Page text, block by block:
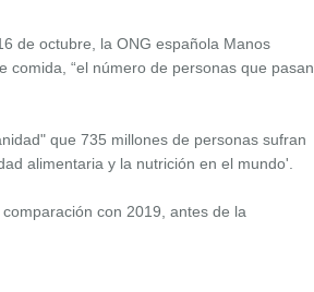
de octubre, la ONG española Manos
comida, “el número de personas que pasan
que 735 millones de personas sufran
alimentaria y la nutrición en el mundo'.
con 2019, antes de la